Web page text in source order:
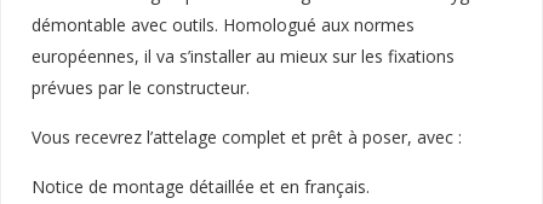
démontable avec outils. Homologué aux normes
européennes, il va s’installer au mieux sur les fixations
prévues par le constructeur.
Vous recevrez l’attelage complet et prêt à poser, avec :
Notice de montage détaillée et en français.